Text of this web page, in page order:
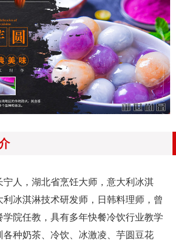
人，湖北省烹饪大师，意大利冰淇
冰淇淋技术研发师，日韩料理师，曾
院任教，具有多年快餐冷饮行业教学
种奶茶、冷饮、冰激凌、芋圆豆花